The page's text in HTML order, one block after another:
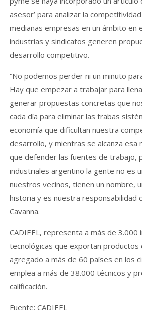
asesor’ para analizar la
medianas empresas en un ámbito en
industrias y sindicatos generen
desarrollo competitivo.
“No podemos perder ni un minuto
Hay que empezar a trabajar para
generar propuestas concretas que
cada día para eliminar las trabas
economía que dificultan nuestra
desarrollo, y mientras se alcanza esa
que defender las fuentes de trabajo,
industriales argentino la gente no es
nuestros vecinos, tienen un nombre,
historia y es nuestra responsabilidad
Cavanna.
CADIEEL, representa a más de 3.000
tecnológicas que exportan productos
agregado a más de 60 países en los
emplea a más de 38.000 técnicos y
calificación.
Fuente: CADIEEL